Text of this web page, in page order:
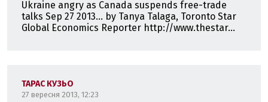
Ukraine angry as Canada suspends free-trade
talks Sep 27 2013... by Tanya Talaga, Toronto Star
Global Economics Reporter http://www.thestar...
ТАРАС КУЗЬО
27 вересня 2013, 12:23